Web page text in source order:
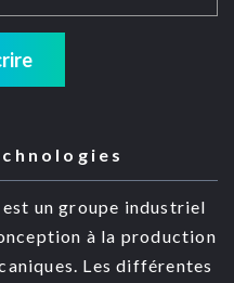
un groupe industriel
à la production
Les différentes